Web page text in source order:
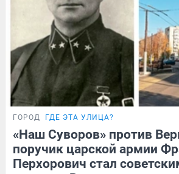
ГОРОД ГДЕ ЭТА УЛИЦА?
«Наш Суворов» против
поручик царской армии
Перхорович стал